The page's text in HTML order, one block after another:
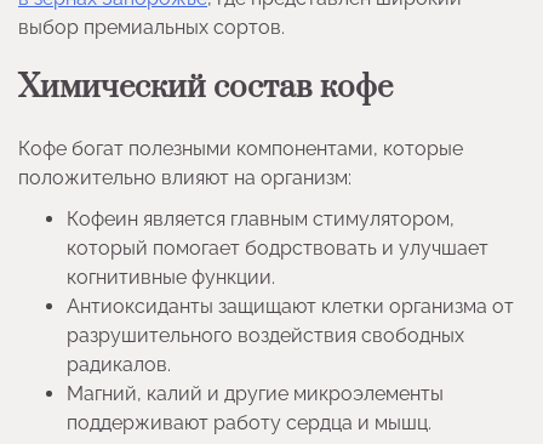
выбор премиальных сортов.
Химический состав кофе
Кофе богат полезными компонентами, которые
положительно влияют на организм:
Кофеин является главным стимулятором,
который помогает бодрствовать и улучшает
когнитивные функции.
Антиоксиданты защищают клетки организма от
разрушительного воздействия свободных
радикалов.
Магний, калий и другие микроэлементы
поддерживают работу сердца и мышц.